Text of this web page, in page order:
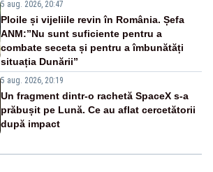
5 aug. 2026, 20:47
Ploile și vijeliile revin în România. Șefa
ANM:”Nu sunt suficiente pentru a
combate seceta și pentru a îmbunătăți
situația Dunării”
5 aug. 2026, 20:19
Un fragment dintr-o rachetă SpaceX s-a
prăbușit pe Lună. Ce au aflat cercetătorii
după impact